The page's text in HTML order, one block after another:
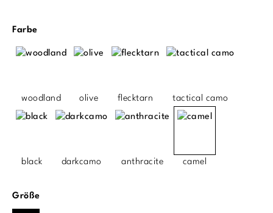
Farbeauswählen
woodland olive flecktarn tactical camo
black darkcamo anthracite camel
Größeauswählen